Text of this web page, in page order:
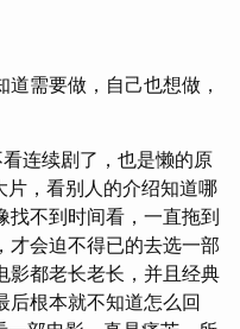
需要做，自己也想做，
连续剧了，也是懒的原
，看别人的介绍知道哪
找不到时间看，一直拖到
才会迫不得已的去选一部
影都老长老长，并且经典
后根本就不知道怎么回